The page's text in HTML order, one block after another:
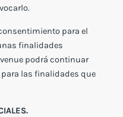
para el
finalidades
podrá continuar
las finalidades que